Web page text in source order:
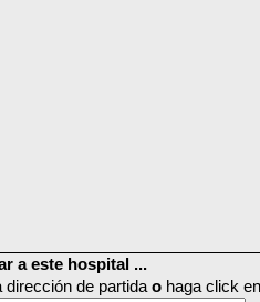
a este hospital ...
dirección de partida o haga click